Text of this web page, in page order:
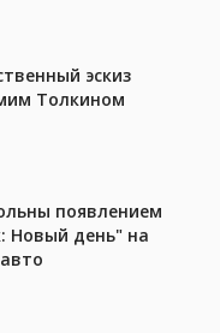
эскиз
Толкином
появлением
Новый день" на